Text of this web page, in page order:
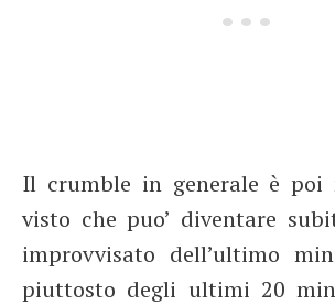
Il crumble in generale è poi
visto che puo’ diventare
improvvisato dell’ultimo
piuttosto degli ultimi 20